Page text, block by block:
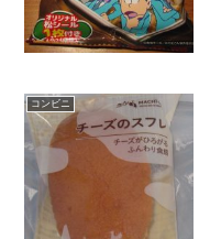
コンビニ